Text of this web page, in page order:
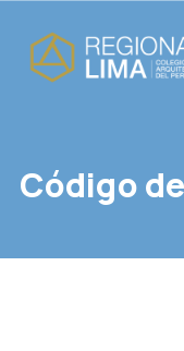
Código